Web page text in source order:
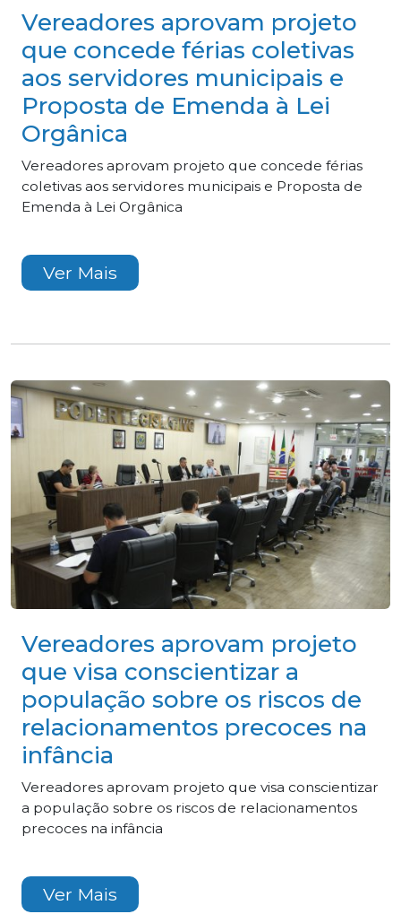
Vereadores aprovam projeto
que concede férias coletivas
aos servidores municipais e
Proposta de Emenda à Lei
Orgânica
Vereadores aprovam projeto que concede férias
coletivas aos servidores municipais e Proposta de
Emenda à Lei Orgânica
Ver Mais
Vereadores aprovam projeto
que visa conscientizar a
população sobre os riscos de
relacionamentos precoces na
infância
Vereadores aprovam projeto que visa conscientizar
a população sobre os riscos de relacionamentos
precoces na infância
Ver Mais